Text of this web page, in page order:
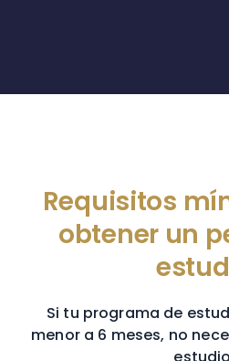
Requisitos
obtener un
Si tu programa de
menor a 6 meses, no